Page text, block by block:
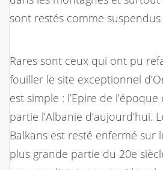
sont restés comme
Rares sont ceux qui ont pu
fouiller le site exceptionnel
est simple : l’Epire de
partie l’Albanie d’aujourd’hui.
Balkans est resté enfermé sur
plus grande partie du 20e